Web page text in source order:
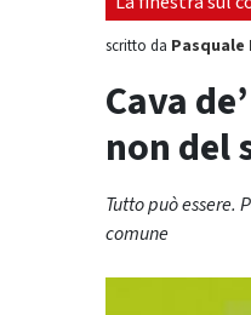
scritto da
Cava
non del
Tutto può
comune